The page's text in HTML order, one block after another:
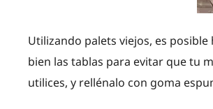
Utilizando palets viejos, es
bien las tablas para evitar que tu
utilices, y rellénalo con goma